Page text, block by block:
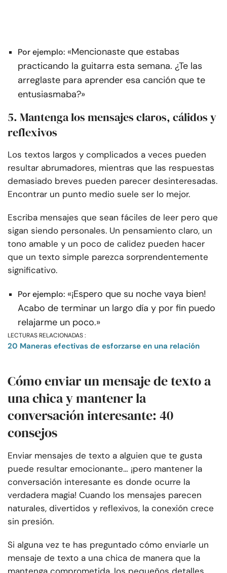
Por ejemplo: «Mencionaste que estabas
practicando la guitarra esta semana. ¿Te las
arreglaste para aprender esa canción que te
entusiasmaba?»
5. Mantenga los mensajes claros, cálidos y
reflexivos
Los textos largos y complicados a veces pueden
resultar abrumadores, mientras que las respuestas
demasiado breves pueden parecer desinteresadas.
Encontrar un punto medio suele ser lo mejor.
Escriba mensajes que sean fáciles de leer pero que
sigan siendo personales. Un pensamiento claro, un
tono amable y un poco de calidez pueden hacer
que un texto simple parezca sorprendentemente
significativo.
Por ejemplo: «¡Espero que su noche vaya bien!
Acabo de terminar un largo día y por fin puedo
relajarme un poco.»
LECTURAS RELACIONADAS :
20 Maneras efectivas de esforzarse en una relación
Cómo enviar un mensaje de texto a
una chica y mantener la
conversación interesante: 40
consejos
Enviar mensajes de texto a alguien que te gusta
puede resultar emocionante… ¡pero mantener la
conversación interesante es donde ocurre la
verdadera magia! Cuando los mensajes parecen
naturales, divertidos y reflexivos, la conexión crece
sin presión.
Si alguna vez te has preguntado cómo enviarle un
mensaje de texto a una chica de manera que la